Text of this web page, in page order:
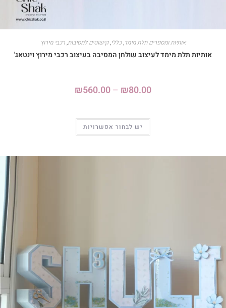
אותיות ומספרים תלת מימד,כללי,קישוטים למסיבות,רכבי מירוץ
אותיות תלת מימד לעיצוב שולחן המסיבה בעיצוב רכבי מירוץ וינטאג'
₪80.00
–
₪560.00
יש לבחור אפשרויות